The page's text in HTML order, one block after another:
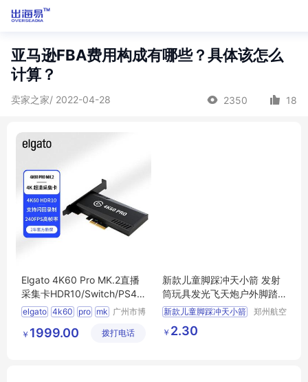
亚马逊FBA费用构成有哪些？具体该怎么
计算？
卖家之家/ 2022-04-28 2350 18
Elgato 4K60 Pro MK.2直播
采集卡HDR10/Switch/PS4/
PS5/Xbox
elgato 4k60 pro mk 广州市博
限公司
￥ 1999.00 拨打电话
新款儿童脚踩冲天小箭 发射
筒玩具发光飞天炮户外脚踏
式发射器
新款儿童脚踩冲天小箭
发射筒玩具发光飞天炮
户外脚踏式发射器
郑州航空
￥ 2.30